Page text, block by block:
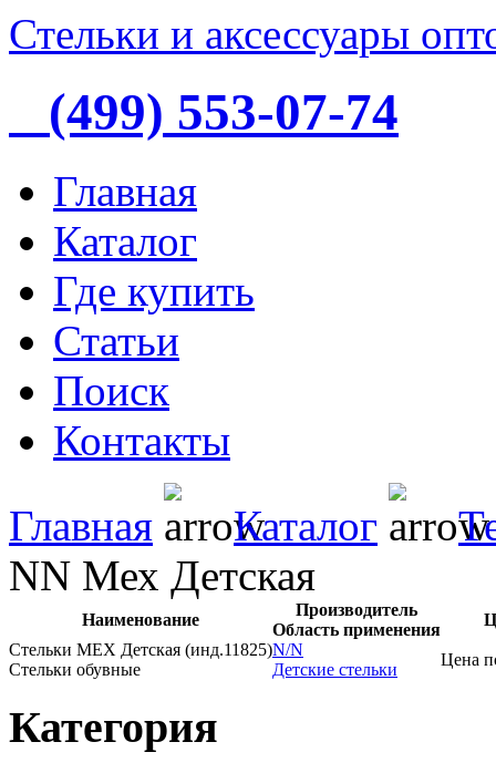
Стельки и аксессуары
(499) 553-07-74
Главная
Каталог
Где купить
Статьи
Поиск
Контакты
Главная
Каталог
NN Мех Детская
Наименование
Производитель
Область применения
Стельки МЕХ Детская (инд.11825)
Стельки обувные
N/N
Цена
Детские стельки
Категория